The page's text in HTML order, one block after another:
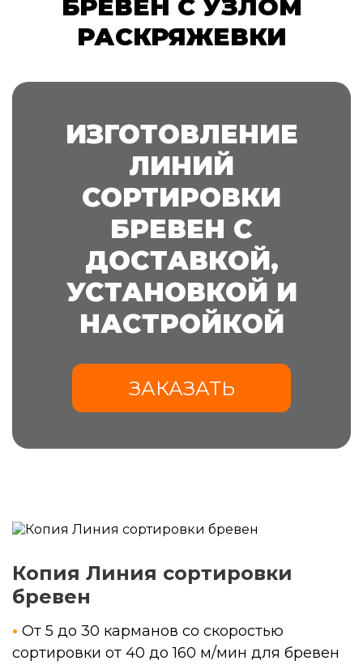
БРЕВЕН С УЗЛОМ
РАСКРЯЖЕВКИ
ИЗГОТОВЛЕНИЕ
ЛИНИЙ
СОРТИРОВКИ
БРЕВЕН С
ДОСТАВКОЙ,
УСТАНОВКОЙ И
НАСТРОЙКОЙ
ЗАКАЗАТЬ
Копия Линия сортировки
бревен
• От 5 до 30 карманов со скоростью
сортировки от 40 до 160 м/мин для бревен